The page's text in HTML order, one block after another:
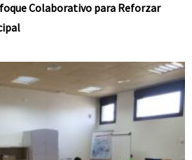
Colaborativo para Reforzar